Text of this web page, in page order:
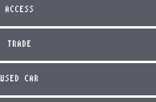
ACCESS
TRADE
USED CAR